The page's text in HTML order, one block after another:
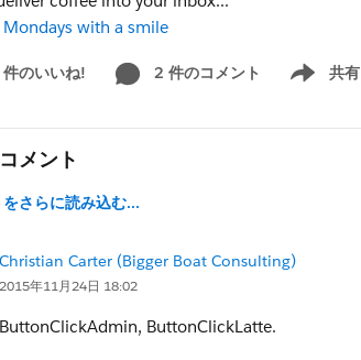
Mondays with a smile
のいいね! 2 件のコメント 共有
Show menu
メント
をさらに読み込む...
Christian Carter (Bigger Boat Consulting)
2015年11月24日 18:02
ButtonClickAdmin, ButtonClickLatte.